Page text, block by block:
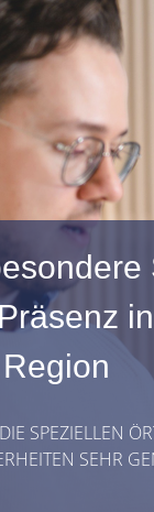
Region
SPEZIELLEN
SEHR